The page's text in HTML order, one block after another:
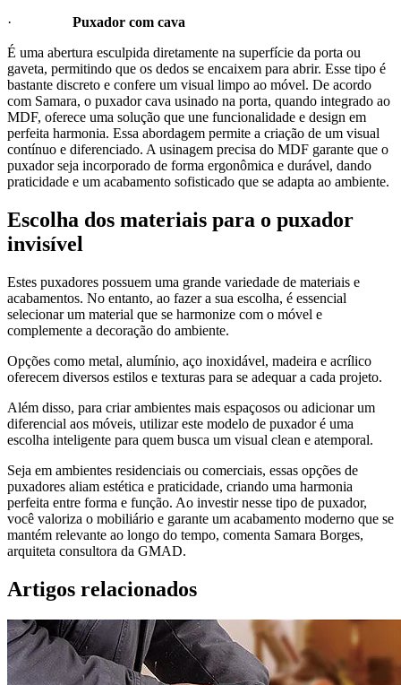
· Puxador com cava
É uma abertura esculpida diretamente na superfície da porta ou
gaveta, permitindo que os dedos se encaixem para abrir. Esse tipo é
bastante discreto e confere um visual limpo ao móvel. De acordo
com Samara, o puxador cava usinado na porta, quando integrado ao
MDF, oferece uma solução que une funcionalidade e design em
perfeita harmonia. Essa abordagem permite a criação de um visual
contínuo e diferenciado. A usinagem precisa do MDF garante que o
puxador seja incorporado de forma ergonômica e durável, dando
praticidade e um acabamento sofisticado que se adapta ao ambiente.
Escolha dos materiais para o puxador
invisível
Estes puxadores possuem uma grande variedade de materiais e
acabamentos. No entanto, ao fazer a sua escolha, é essencial
selecionar um material que se harmonize com o móvel e
complemente a decoração do ambiente.
Opções como metal, alumínio, aço inoxidável, madeira e acrílico
oferecem diversos estilos e texturas para se adequar a cada projeto.
Além disso, para criar ambientes mais espaçosos ou adicionar um
diferencial aos móveis, utilizar este modelo de puxador é uma
escolha inteligente para quem busca um visual clean e atemporal.
Seja em ambientes residenciais ou comerciais, essas opções de
puxadores aliam estética e praticidade, criando uma harmonia
perfeita entre forma e função. Ao investir nesse tipo de puxador,
você valoriza o mobiliário e garante um acabamento moderno que se
mantém relevante ao longo do tempo, comenta Samara Borges,
arquiteta consultora da GMAD.
Artigos relacionados